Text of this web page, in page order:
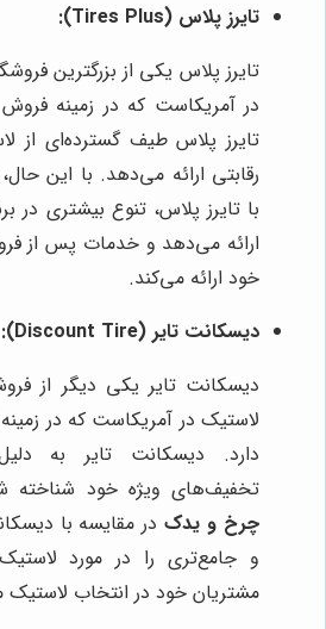
تایرز پلاس (Tires Plus):
تایرز پلاس یکی از بزرگترین
در آمریکاست که در زمینه فروش
تایرز پلاس طیف گسترده‌ای از
رقابتی ارائه می‌دهد. با این
با تایرز پلاس، تنوع بیشتری
ارائه می‌دهد و خدمات پس از
خود ارائه می‌کند.
دیسکانت تایر (Discount Tire):
دیسکانت تایر یکی دیگر از
لاستیک در آمریکاست که در
دارد. دیسکانت تایر به
تخفیف‌های ویژه خود شناخته
چرخ و یدکدر مقایسه با
و جامع‌تری را در مورد
مشتریان خود در انتخاب